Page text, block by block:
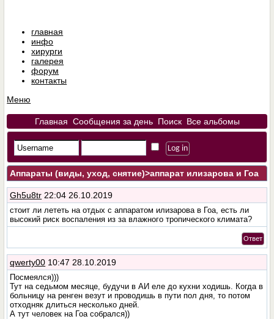
главная
инфо
хирурги
галерея
форум
контакты
Меню
Главная Сообщения за день Поиск Все альбомы
Аппараты (виды, уход, снятие)>аппарат илизарова и Гоа
Gh5u8tr 22:04 26.10.2019
стоит ли лететь на отдых с аппаратом илизарова в Гоа, есть ли
высокий риск воспаления из за влажного тропического климата?
Ответ
qwerty00 10:47 28.10.2019
Посмеялся)))
Тут на седьмом месяце, будучи в АИ еле до кухни ходишь. Когда в
больницу на ренген везут и проводишь в пути пол дня, то потом
отходняк длиться несколько дней.
А тут человек на Гоа собрался))